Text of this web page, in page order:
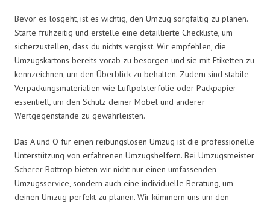
Bevor es losgeht, ist es wichtig, den Umzug sorgfältig zu planen.
Starte frühzeitig und erstelle eine detaillierte Checkliste, um
sicherzustellen, dass du nichts vergisst. Wir empfehlen, die
Umzugskartons bereits vorab zu besorgen und sie mit Etiketten zu
kennzeichnen, um den Überblick zu behalten. Zudem sind stabile
Verpackungsmaterialien wie Luftpolsterfolie oder Packpapier
essentiell, um den Schutz deiner Möbel und anderer
Wertgegenstände zu gewährleisten.
Das A und O für einen reibungslosen Umzug ist die professionelle
Unterstützung von erfahrenen Umzugshelfern. Bei Umzugsmeister
Scherer Bottrop bieten wir nicht nur einen umfassenden
Umzugsservice, sondern auch eine individuelle Beratung, um
deinen Umzug perfekt zu planen. Wir kümmern uns um den